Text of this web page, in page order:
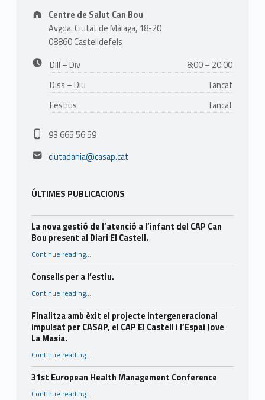
Address:
Centre de Salut Can Bou
Avgda. Ciutat de Màlaga, 18-20
08860 Castelldefels
Business hours:
Dill – Div
8:00 – 20:00
Diss – Diu
Tancat
Festius
Tancat
Phone number:
93 665 56 59
Email address:
ciutadania@casap.cat
ÚLTIMES PUBLICACIONS
La nova gestió de l’atenció a l’infant del CAP Can
Bou present al Diari El Castell.
Continue reading“La nova gestió de l’atenció a l’infant del CAP Can Bou present al Diari El Castell.”
…
Consells per a l’estiu.
Continue reading…
Finalitza amb èxit el projecte intergeneracional
impulsat per CASAP, el CAP El Castell i l’Espai Jove
La Masia.
Continue reading“Finalitza amb èxit el projecte intergeneracional impulsat per CASAP, el CAP El Castell i l’Espai Jove La Masia.”
…
31st European Health Management Conference
Continue reading“31st European Health Management Conference”
…